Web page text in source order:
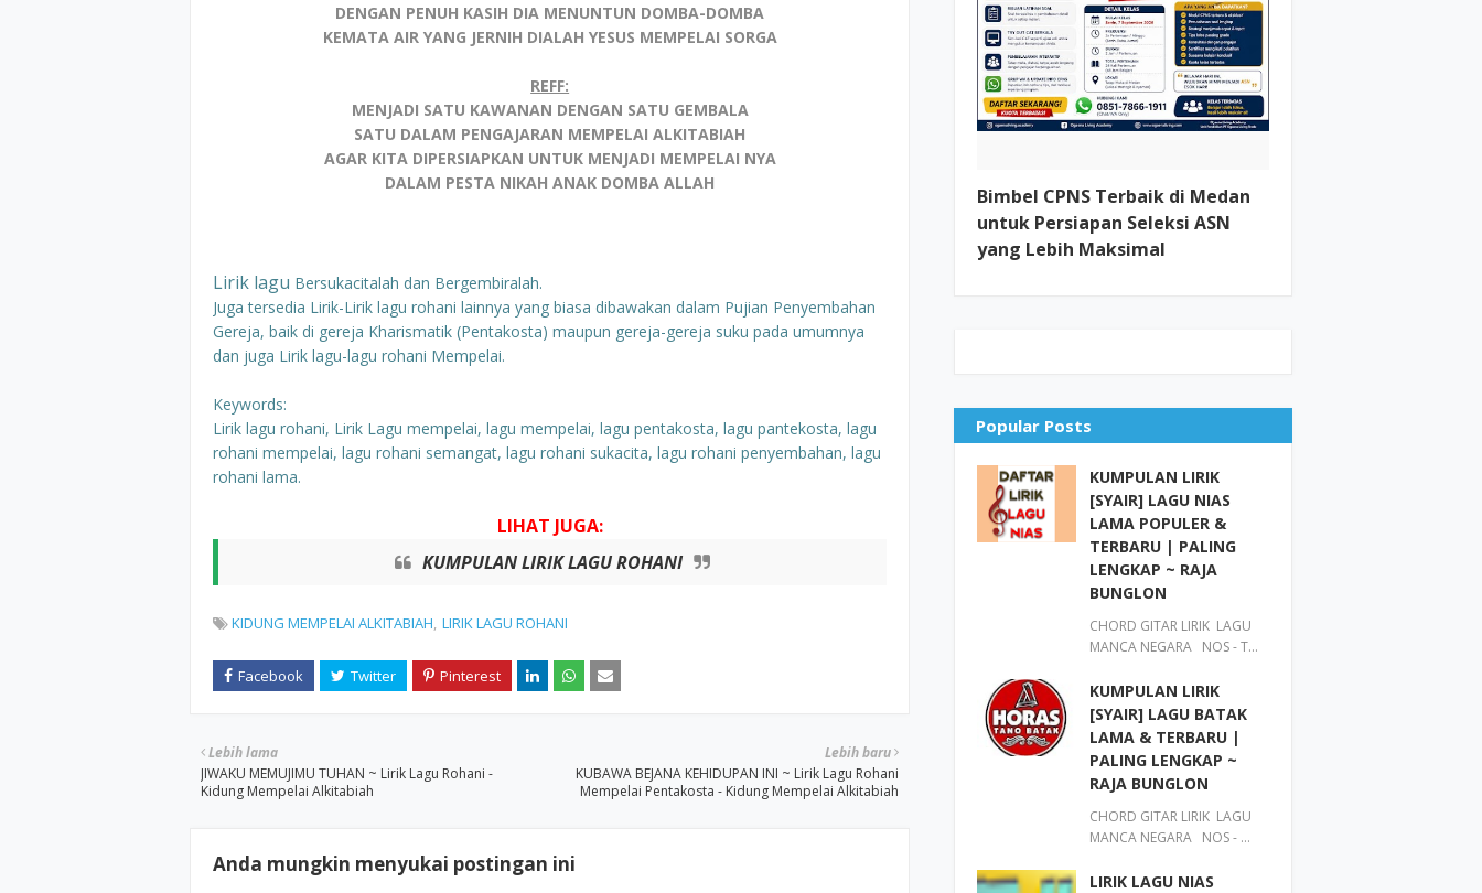
DENGAN PENUH KASIH DIA MENUNTUN DOMBA-DOMBA
KEMATA AIR YANG JERNIH DIALAH YESUS MEMPELAI SORGA
REFF:
MENJADI SATU KAWANAN DENGAN SATU GEMBALA
SATU DALAM PENGAJARAN MEMPELAI ALKITABIAH
AGAR KITA DIPERSIAPKAN UNTUK MENJADI MEMPELAI NYA
DALAM PESTA NIKAH ANAK DOMBA ALLAH
Lirik lagu Bersukacitalah dan Bergembiralah.
Juga tersedia Lirik-Lirik lagu rohani lainnya yang biasa dibawakan dalam Pujian Penyembahan
Gereja, baik di gereja Kharismatik (Pentakosta) maupun gereja-gereja suku pada umumnya
dan juga Lirik lagu-lagu rohani Mempelai.
Keywords:
Lirik lagu rohani, Lirik Lagu mempelai, lagu mempelai, lagu pentakosta, lagu pantekosta, lagu
rohani mempelai, lagu rohani semangat, lagu rohani sukacita, lagu rohani penyembahan, lagu
rohani lama.
LIHAT JUGA:
KUMPULAN LIRIK LAGU ROHANI
KIDUNG MEMPELAI ALKITABIAH LIRIK LAGU ROHANI
Lebih baru
KUBAWA BEJANA KEHIDUPAN INI ~ Lirik Lagu Rohani
Mempelai Pentakosta - Kidung Mempelai Alkitabiah
Lebih lama
JIWAKU MEMUJIMU TUHAN ~ Lirik Lagu Rohani -
Kidung Mempelai Alkitabiah
Anda mungkin menyukai postingan ini
Bimbel CPNS Terbaik di Medan
untuk Persiapan Seleksi ASN
yang Lebih Maksimal
Popular Posts
KUMPULAN LIRIK
[SYAIR] LAGU NIAS
LAMA POPULER &
TERBARU | PALING
LENGKAP ~ RAJA
BUNGLON
CHORD GITAR LIRIK LAGU
MANCA NEGARA NOS - T…
KUMPULAN LIRIK
[SYAIR] LAGU BATAK
LAMA & TERBARU |
PALING LENGKAP ~
RAJA BUNGLON
CHORD GITAR LIRIK LAGU
MANCA NEGARA NOS - …
LIRIK LAGU NIAS